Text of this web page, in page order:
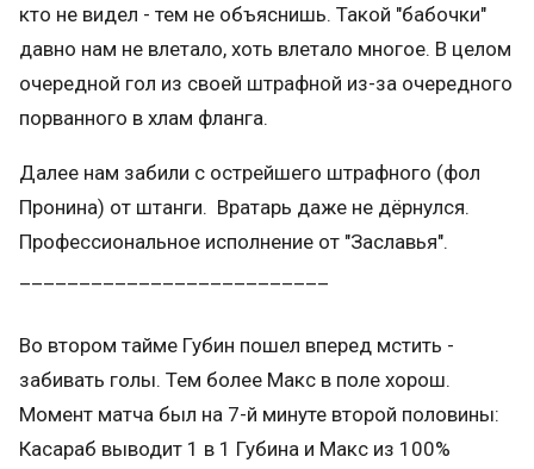
кто не видел - тем не объяснишь. Такой "бабочки"
давно нам не влетало, хоть влетало многое. В целом
очередной гол из своей штрафной из-за очередного
порванного в хлам фланга.
Далее нам забили с острейшего штрафного (фол
Пронина) от штанги. Вратарь даже не дёрнулся.
Профессиональное исполнение от "Заславья".
Во втором тайме Губин пошел вперед мстить -
забивать голы. Тем более Макс в поле хорош.
Момент матча был на 7-й минуте второй половины:
Касараб выводит 1 в 1 Губина и Макс из 100%